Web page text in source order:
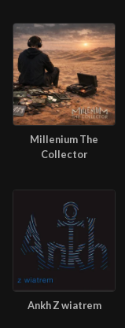
Millenium The
Collector
Ankh Z wiatrem